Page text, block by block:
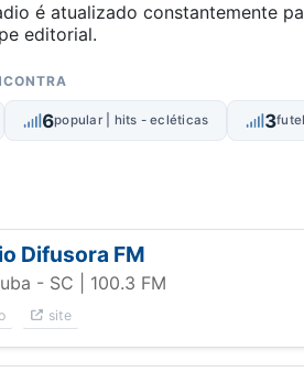
é atualizado constantemente
editorial.
6popular | hits - ecléticas 3
Difusora FM
- SC | 100.3 FM
site